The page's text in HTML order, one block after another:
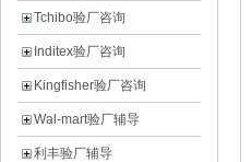
Tchibo验厂咨询
Inditex验厂咨询
Kingfisher验厂咨询
Wal-mart验厂辅导
利丰验厂辅导